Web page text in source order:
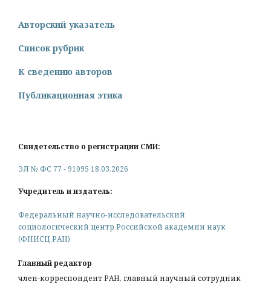
Авторский указатель
Список рубрик
К сведению авторов
Публикационная этика
Свидетельство о регистрации СМИ:
ЭЛ № ФС 77 - 91095 18.03.2026
Учредитель и издатель:
Федеральный научно-исследовательский
социологический центр Российской академии наук
(ФНИСЦ РАН)
Главный редактор
член-корреспондент РАН, главный научный сотрудник